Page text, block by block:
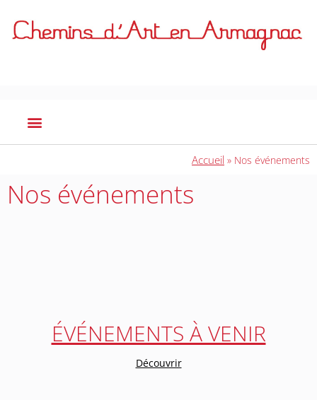
Accueil » Nos événements
Nos événements
ÉVÉNEMENTS À VENIR
Découvrir